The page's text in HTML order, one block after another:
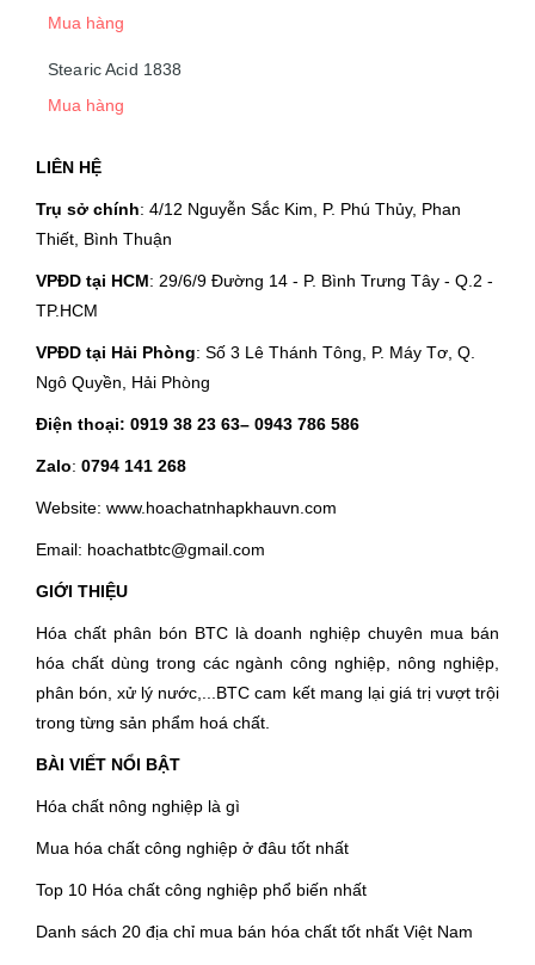
Mua hàng
Stearic Acid 1838
Mua hàng
LIÊN HỆ
Trụ sở chính: 4/12 Nguyễn Sắc Kim, P. Phú Thủy, Phan
Thiết, Bình Thuận
VPĐD tại HCM: 29/6/9 Đường 14 - P. Bình Trưng Tây - Q.2 -
TP.HCM
VPĐD tại Hải Phòng: Số 3 Lê Thánh Tông, P. Máy Tơ, Q.
Ngô Quyền, Hải Phòng
Điện thoại: 0919 38 23 63– 0943 786 586
Zalo: 0794 141 268
Website: www.hoachatnhapkhauvn.com
Email: hoachatbtc@gmail.com
GIỚI THIỆU
Hóa chất phân bón BTC là doanh nghiệp chuyên mua bán
hóa chất dùng trong các ngành công nghiệp, nông nghiệp,
phân bón, xử lý nước,...BTC cam kết mang lại giá trị vượt trội
trong từng sản phẩm hoá chất.
BÀI VIẾT NỔI BẬT
Hóa chất nông nghiệp là gì
Mua hóa chất công nghiệp ở đâu tốt nhất
Top 10 Hóa chất công nghiệp phổ biến nhất
Danh sách 20 địa chỉ mua bán hóa chất tốt nhất Việt Nam